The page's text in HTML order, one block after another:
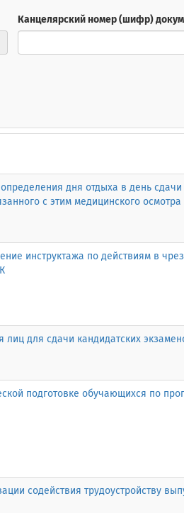
Канцелярский номер (шифр)
дня отдыха в день
с этим медицинского осмотра
инструктажа по действиям в
лиц для сдачи кандидатских
подготовке обучающихся по
содействия трудоустройству